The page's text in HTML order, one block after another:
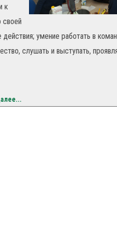
к
своей
умение работать в
слушать и выступать,